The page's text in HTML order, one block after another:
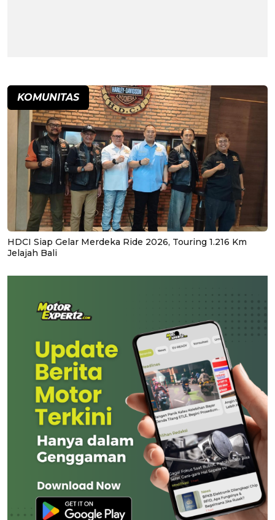
KOMUNITAS
HDCI Siap Gelar Merdeka Ride 2026, Touring 1.216 Km
Jelajah Bali